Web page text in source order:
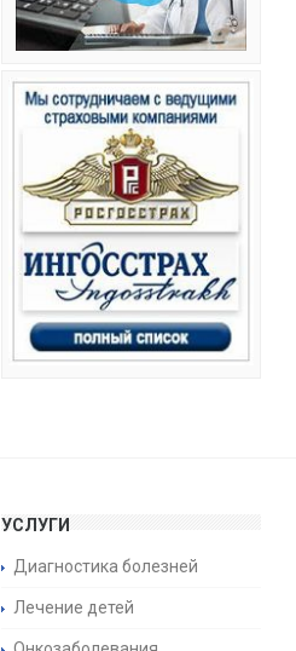
УСЛУГИ
Диагностика болезней
Лечение детей